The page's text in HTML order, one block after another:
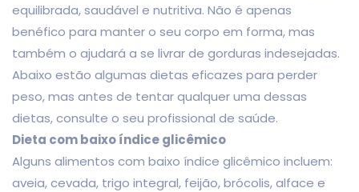
equilibrada, saudável e nutritiva. Não é apenas
benéfico para manter o seu corpo em forma, mas
também o ajudará a se livrar de gorduras indesejadas.
Abaixo estão algumas dietas eficazes para perder
peso, mas antes de tentar qualquer uma dessas
dietas, consulte o seu profissional de saúde.
Dieta com baixo índice glicêmico
Alguns alimentos com baixo índice glicêmico incluem:
aveia, cevada, trigo integral, feijão, brócolis, alface e